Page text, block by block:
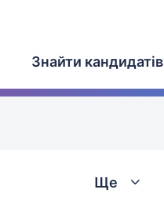
Знайти кандидатів
Ще